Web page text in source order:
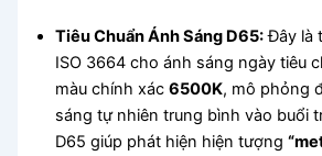
Tiêu Chuẩn Ánh Sáng D65:Đây là
ISO 3664 cho ánh sáng ngày tiêu
màu chính xác6500K, mô phỏng
sáng tự nhiên trung bình vào buổi
D65 giúp phát hiện hiện tượng